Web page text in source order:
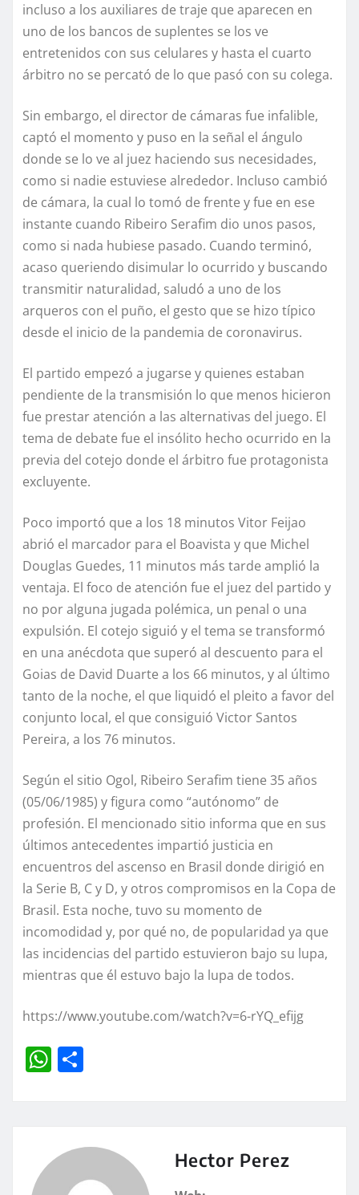
incluso a los auxiliares de traje que aparecen en
uno de los bancos de suplentes se los ve
entretenidos con sus celulares y hasta el cuarto
árbitro no se percató de lo que pasó con su colega.
Sin embargo, el director de cámaras fue infalible,
captó el momento y puso en la señal el ángulo
donde se lo ve al juez haciendo sus necesidades,
como si nadie estuviese alrededor. Incluso cambió
de cámara, la cual lo tomó de frente y fue en ese
instante cuando Ribeiro Serafim dio unos pasos,
como si nada hubiese pasado. Cuando terminó,
acaso queriendo disimular lo ocurrido y buscando
transmitir naturalidad, saludó a uno de los
arqueros con el puño, el gesto que se hizo típico
desde el inicio de la pandemia de coronavirus.
El partido empezó a jugarse y quienes estaban
pendiente de la transmisión lo que menos hicieron
fue prestar atención a las alternativas del juego. El
tema de debate fue el insólito hecho ocurrido en la
previa del cotejo donde el árbitro fue protagonista
excluyente.
Poco importó que a los 18 minutos Vitor Feijao
abrió el marcador para el Boavista y que Michel
Douglas Guedes, 11 minutos más tarde amplió la
ventaja. El foco de atención fue el juez del partido y
no por alguna jugada polémica, un penal o una
expulsión. El cotejo siguió y el tema se transformó
en una anécdota que superó al descuento para el
Goias de David Duarte a los 66 minutos, y al último
tanto de la noche, el que liquidó el pleito a favor del
conjunto local, el que consiguió Victor Santos
Pereira, a los 76 minutos.
Según el sitio Ogol, Ribeiro Serafim tiene 35 años
(05/06/1985) y figura como “autónomo” de
profesión. El mencionado sitio informa que en sus
últimos antecedentes impartió justicia en
encuentros del ascenso en Brasil donde dirigió en
la Serie B, C y D, y otros compromisos en la Copa de
Brasil. Esta noche, tuvo su momento de
incomodidad y, por qué no, de popularidad ya que
las incidencias del partido estuvieron bajo su lupa,
mientras que él estuvo bajo la lupa de todos.
https://www.youtube.com/watch?v=6-rYQ_efijg
W
A
rt
Hector Perez